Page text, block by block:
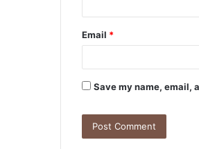
Email *
Save my name, email,